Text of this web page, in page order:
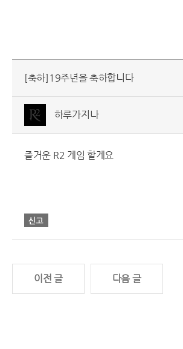
[축하]19주년을 축하합니다
하루가지나
즐거운 R2 게임 할게요
이전 글 다음 글